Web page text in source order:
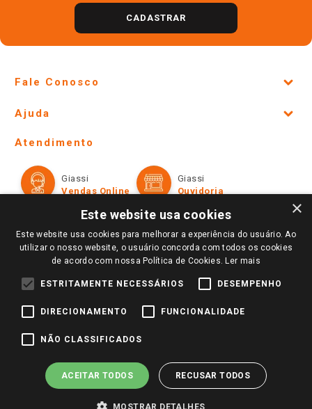
CADASTRAR
Fale Conosco
Lojas Físicas e Horários
Ofertas
Televendas
Perguntas frequentes
Trabalhe Conosco
Identidade Visual
Ajuda
Formas de Pagamento
Políticas de entrega
Trocas e Devoluções
Atendimento
Giassi
Vendas Online
Giassi
Ouvidoria
Redes Sociais
Pagamento e Segurança
×
Este website usa cookies
Este website usa cookies para melhorar a experiência do usuário. Ao
utilizar o nosso website, o usuário concorda com todos os cookies
de acordo com nossa Política de Cookies. Ler mais
ESTRITAMENTE NECESSÁRIOS DESEMPENHO
DIRECIONAMENTO FUNCIONALIDADE
NÃO CLASSIFICADOS
ACEITAR TODOS RECUSAR TODOS
MOSTRAR DETALHES